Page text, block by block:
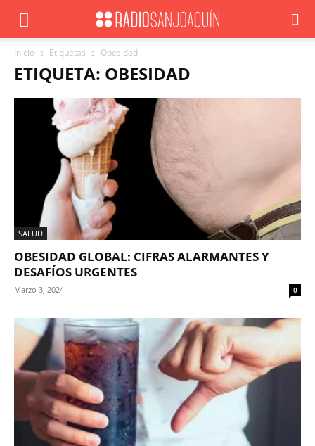
Inicio Etiquetas Obesidad
ETIQUETA: OBESIDAD
SALUD
OBESIDAD GLOBAL: CIFRAS ALARMANTES Y
DESAFÍOS URGENTES
Marzo 3, 2024 0